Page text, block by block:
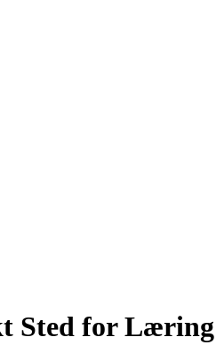
Sted for Læring